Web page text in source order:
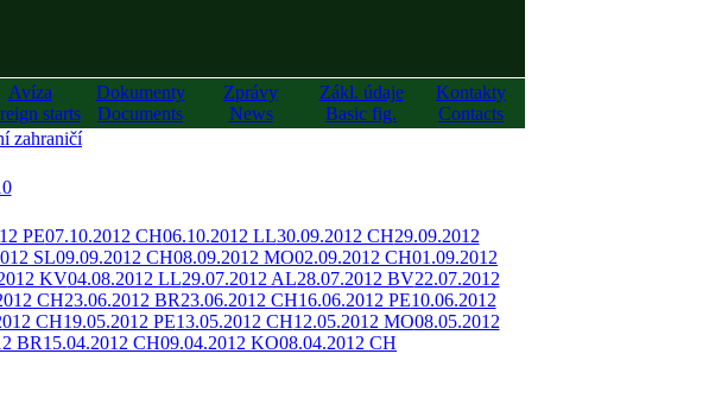
Avíza
starts
Dokumenty
Documents
Zprávy
News
Zákl. údaje
Basic fig.
Kontakty
Contacts
zahraničí
PE07.10.2012 CH06.10.2012 LL30.09.2012 CH29.09.2012
SL09.09.2012 CH08.09.2012 MO02.09.2012 CH01.09.2012
KV04.08.2012 LL29.07.2012 AL28.07.2012 BV22.07.2012
CH23.06.2012 BR23.06.2012 CH16.06.2012 PE10.06.2012
CH19.05.2012 PE13.05.2012 CH12.05.2012 MO08.05.2012
BR15.04.2012 CH09.04.2012 KO08.04.2012 CH